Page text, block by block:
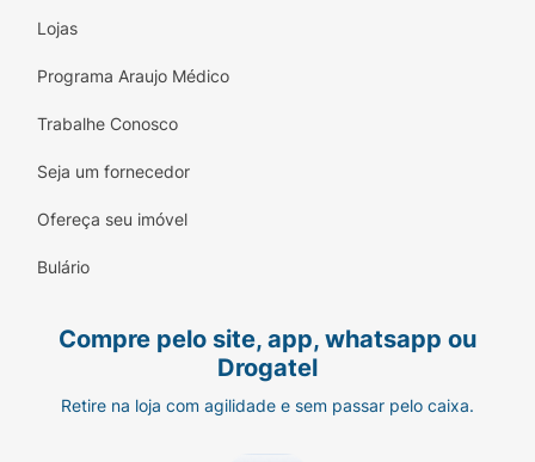
Lojas
Programa Araujo Médico
Trabalhe Conosco
Seja um fornecedor
Ofereça seu imóvel
Bulário
Compre pelo site, app, whatsapp ou
Drogatel
Retire na loja com agilidade e sem passar pelo caixa.